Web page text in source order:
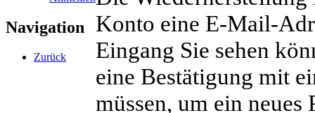
Navigation
Zurück
Konto eine E-Mail-
Eingang Sie sehen
eine Bestätigung mit
müssen, um ein